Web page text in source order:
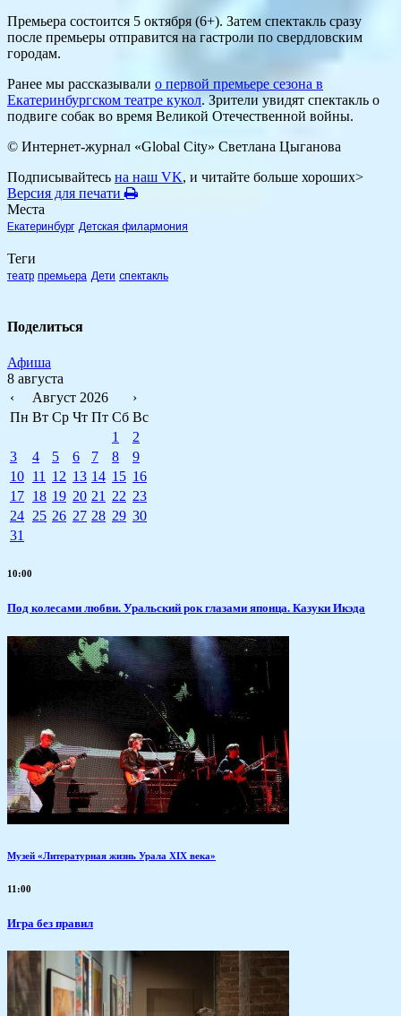
Премьера состоится 5 октября (6+). Затем спектакль сразу
после премьеры отправится на гастроли по свердловским
городам.
Ранее мы рассказывали о первой премьере сезона в
Екатеринбургском театре кукол. Зрители увидят спектакль о
подвиге собак во время Великой Отечественной войны.
© Интернет-журнал «Global City» Светлана Цыганова
Подписывайтесь на наш VK, и читайте больше хороших>
Версия для печати
Места
Екатеринбург Детская филармония
Теги
театр премьера Дети спектакль
Поделиться
Афиша
8 августа
‹
Август 2026
›
Пн Вт Ср Чт Пт Сб Вс
1
2
3
4 5 6 7 8
9
10 11 12 13 14 15 16
17 18 19 20 21 22 23
24 25 26 27 28 29 30
31
10:00
Под колесами любви. Уральский рок глазами японца. Казуки Икэда
Музей «Литературная жизнь Урала XIX века»
11:00
​Игра без правил